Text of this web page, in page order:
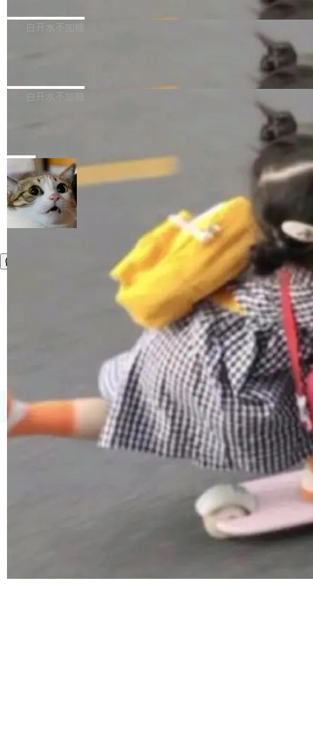
自研的多个文生3D和...
整性保护。效果是：吞吐量提升 41%，每 token
让语音识别不再只是听清，而是真正听懂。通过
w 不要求标准普通话，方言识别覆盖粤语、吴语
新和少量网页兼容性修复版本。 Changes/fixe
容提供的字体时出现的几个问题 为避免音频加
质的最低采样率）的音频格式将被拒绝 修复了 C
SS 圆角虚线样式中可能存在的问题 如果表单中
的图像元素不在同一个子树中，则它们将不再关
联 加...
白开水不加糖
发布的 Release Notes，他利用 AI 工具（如 Co
最强的若干项。对于尚未正式发版的 PG 19，则
通过拉取过去一年内（从 PG 18 Beta1 时间点
至今）的所有 commit，同样交由 AI 分析提炼。
经过人工复核，准确度令人满意。这一方法也为
社区爱好者提供了高效跟踪新版本的思路。
白开水不加糖
维护工作一直与我的日常工作、家务、社交生活
和休闲娱乐竞争时间。" 这是 libexpat 维护者 S
ebastian Pipping 写在博客里的话。8 月 4 日，
他宣布了一个新消息：从 2026 年 8 月 1 日起，
他可以全职维护 libexpat 了，最长 6 个月。发
工资的是慕尼黑市政府。 libexpat 是一个 C99
编写的流式 XML 解析器，MIT 许可证。和 libx
ml2 一样，它是世界上使用最广泛的 XML 解析
库之一。你的操作系统、浏览器、无数的基础设
施软件，很可能都在用它。而过去十年，维护它
局
©OSCHINA(OSChina.NET) 京ICP备2025119063号